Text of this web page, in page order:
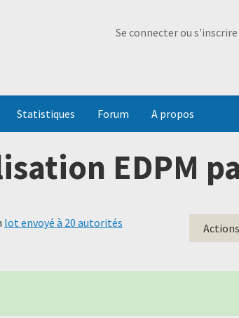
Se connecter ou s'inscrire
Statistiques Forum A propos
EDPM
lot envoyé à 20 autorités Actions